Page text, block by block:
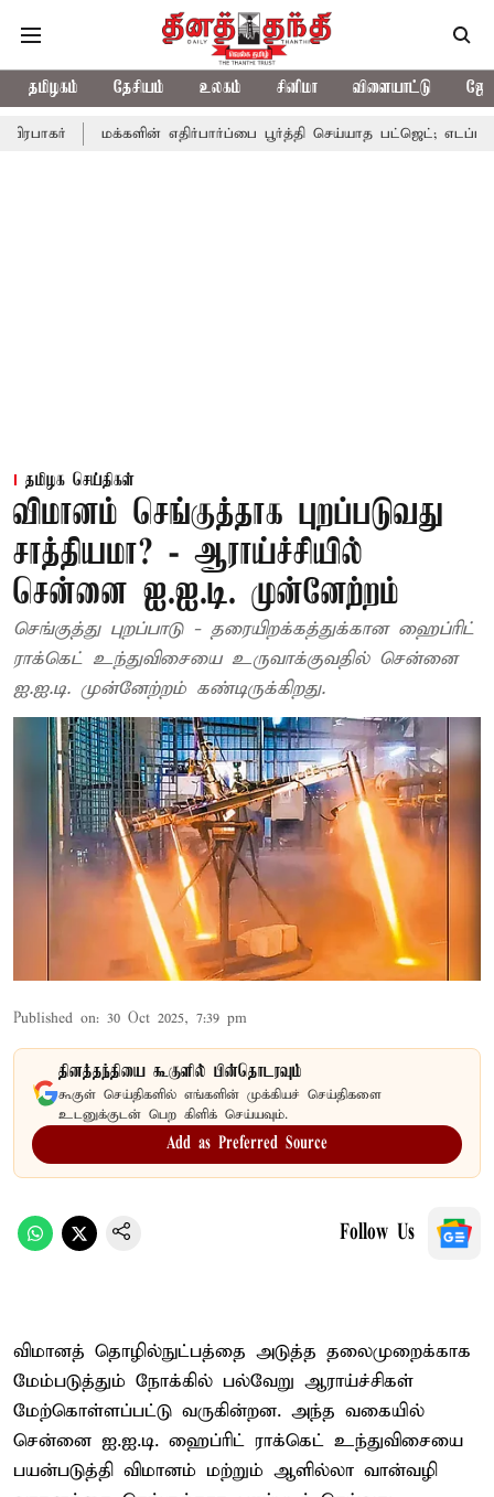
தமிழகம் தேசியம் உலகம் சினிமா விளையாட்டு
மக்களின் எதிர்பார்ப்பை பூர்த்தி செய்யாத பட்ஜெட்; எடப்பாடி பழனிசாமி
தமிழக செய்திகள்
விமானம் செங்குத்தாக புறப்படுவது
சாத்தியமா? - ஆராய்ச்சியில்
சென்னை ஐ.ஐ.டி. முன்னேற்றம்
செங்குத்து புறப்பாடு - தரையிறக்கத்துக்கான ஹைப்ரிட்
ராக்கெட் உந்துவிசையை உருவாக்குவதில் சென்னை
ஐ.ஐ.டி. முன்னேற்றம் கண்டிருக்கிறது.
Published on: 30 Oct 2025, 7:39 pm
தினத்தந்தியை கூகுளில் பின்தொடரவும்
கூகுள் செய்திகளில் எங்களின் முக்கியச் செய்திகளை
உடனுக்குடன் பெற கிளிக் செய்யவும்.
Add as Preferred Source
Follow Us
விமானத் தொழில்நுட்பத்தை அடுத்த தலைமுறைக்காக
மேம்படுத்தும் நோக்கில் பல்வேறு ஆராய்ச்சிகள்
மேற்கொள்ளப்பட்டு வருகின்றன. அந்த வகையில்
சென்னை ஐ.ஐ.டி. ஹைப்ரிட் ராக்கெட் உந்துவிசையை
பயன்படுத்தி விமானம் மற்றும் ஆளில்லா வான்வழி